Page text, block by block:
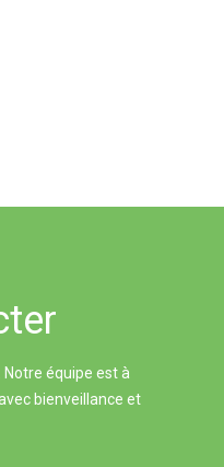
Notre équipe est à
bienveillance et